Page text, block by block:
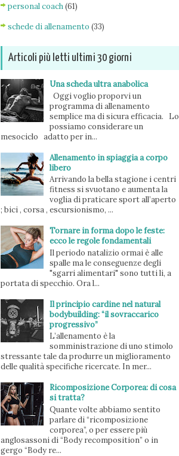
personal coach(61)
schede di allenamento (33)
Articoli più letti ultimi 30 giorni
Una scheda ultra anabolica
Oggi voglio proporvi un
programma di allenamento
semplice ma di sicura efficacia. Lo
possiamo considerare un
mesociclo adatto per in...
Allenamento in spiaggia a corpo
libero
Arrivando la bella stagione i centri
fitness si svuotano e aumenta la
voglia di praticare sport all’aperto
; bici , corsa , escursionismo, ...
Tornare in forma dopo le feste:
ecco le regole fondamentali
Il periodo natalizio ormai è alle
spalle ma le conseguenze degli
"sgarri alimentari" sono tutti li, a
portata di specchio. Ora l...
Il principio cardine nel natural
bodybuilding: “il sovraccarico
progressivo”
L’allenamento è la
somministrazione di uno stimolo
stressante tale da produrre un miglioramento
delle qualità specifiche ricercate. In mer...
Ricomposizione Corporea: di cosa
si tratta?
Quante volte abbiamo sentito
parlare di “ricomposizione
corporea”, o per essere più
anglosassoni di “Body recomposition” o in
gergo “Body re...